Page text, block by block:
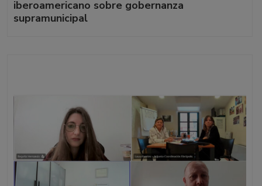
iberoamericano sobre gobernanza
supramunicipal